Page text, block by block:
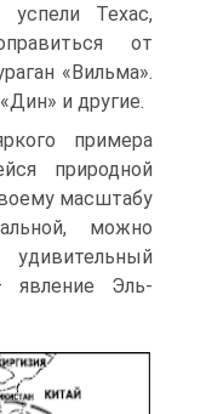
Техас,
от
«Вильма».
и другие.
примера
природной
масштабу
можно
явление Эль-